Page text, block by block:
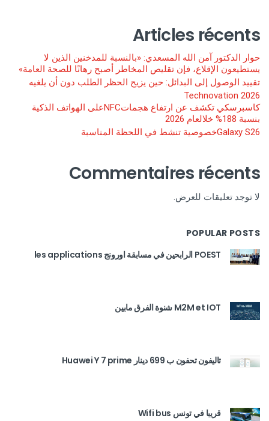
Articles récents
حوار الدكتور آمن الله المسعدي: «بالنسبة للمدخنين الذين لا
يستطيعون الإقلاع، فإن تقليص المخاطر أصبح رهانًا للصحة العامة»
تقييد الوصول إلى البدائل: حين يزيح الحظر الطلب دون أن يلغيه
Technovation 2026
كاسبرسكي تكشف عن ارتفاع هجماتNFCعلى الهواتف الذكية
بنسبة 188% خلالعام 2026
Galaxy S26خصوصية تنشط في اللحظة المناسبة
Commentaires récents
لا توجد تعليقات للعرض.
POPULAR POSTS
POEST الرابحين في مسابقة اورونج les applications
M2M et IOT شنوة الفرق مابين
تاليفون تحفون ب 699 دينار Huawei Y 7 prime
قريبا في تونس Wifi bus